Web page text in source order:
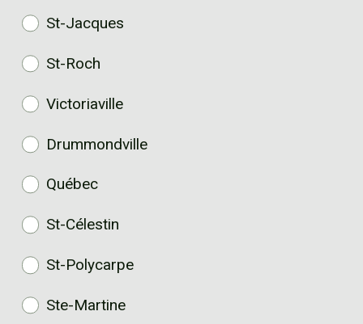
St-Jacques
St-Roch
Victoriaville
Drummondville
Québec
St-Célestin
St-Polycarpe
Ste-Martine